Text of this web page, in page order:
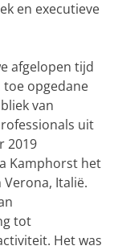
en executieve
afgelopen tijd
opgedane
van
uit
2019
Kamphorst het
Italië.
tot
Het was